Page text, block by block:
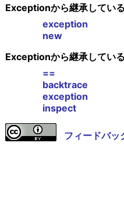
Exceptionから継承してい
exception
new
Exceptionから継承してい
==
backtrace
exception
inspect
フィードバッ